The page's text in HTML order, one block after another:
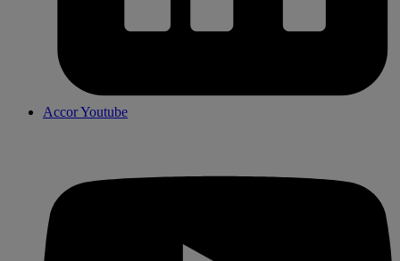
Accor Youtube